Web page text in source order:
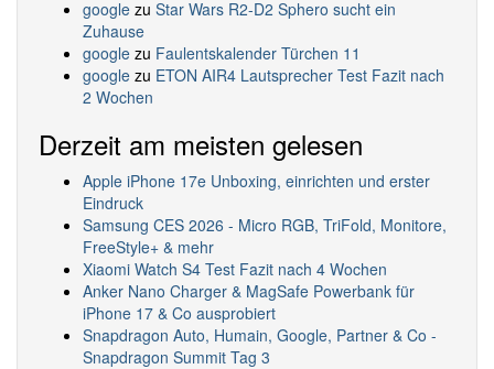
google zu Star Wars R2-D2 Sphero sucht ein
Zuhause
google zu Faulentskalender Türchen 11
google zu ETON AIR4 Lautsprecher Test Fazit nach
2 Wochen
Derzeit am meisten gelesen
Apple iPhone 17e Unboxing, einrichten und erster
Eindruck
Samsung CES 2026 - Micro RGB, TriFold, Monitore,
FreeStyle+ & mehr
Xiaomi Watch S4 Test Fazit nach 4 Wochen
Anker Nano Charger & MagSafe Powerbank für
iPhone 17 & Co ausprobiert
Snapdragon Auto, Humain, Google, Partner & Co -
Snapdragon Summit Tag 3